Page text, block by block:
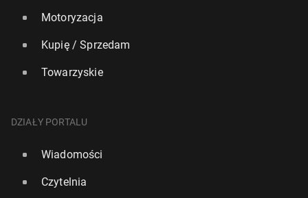
Motoryzacja
Kupię / Sprzedam
Towarzyskie
DZIAŁY PORTALU
Wiadomości
Czytelnia